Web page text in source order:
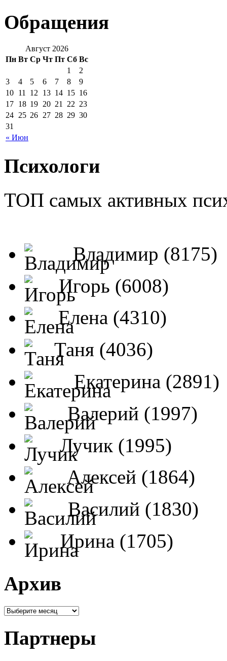
Обращения
Август 2026
Пн Вт Ср Чт Пт Сб Вс
« Июн
1
2
3
4 5 6 7 8
9
10 11 12 13 14 15 16
17 18 19 20 21 22 23
24 25 26 27 28 29 30
31
Психологи
ТОП самых активных
Владимир (8175)
Игорь (6008)
Елена (4310)
Таня (4036)
Екатерина (2891)
Валерий (1997)
Лучик (1995)
Алексей (1864)
Василий (1830)
Ирина (1705)
Архив
Партнеры